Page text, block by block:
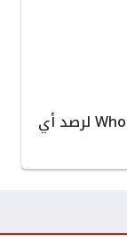
مراجعة تطبيق Who Touched My Phone لرصد أي